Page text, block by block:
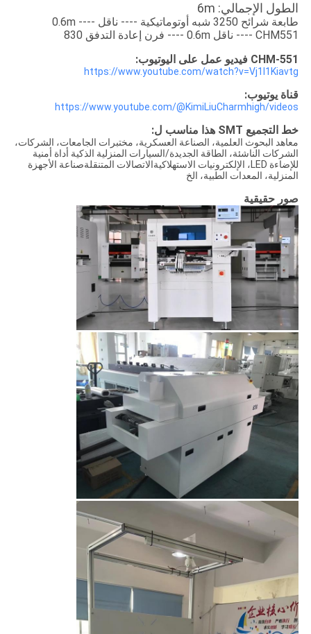
الطول الإجمالي: 6m
طابعة شرائح 3250 شبه أوتوماتيكية ---- ناقل 0.6m ----
CHM551 ---- ناقل 0.6m ---- فرن إعادة التدفق 830
CHM-551 فيديو عمل على اليوتيوب:
https://www.youtube.com/watch?v=Vj1I1Kiavtg
قناة يوتيوب:
https://www.youtube.com/@KimiLiuCharmhigh/videos
خط التجميع SMT هذا مناسب ل:
معاهد البحوث العلمية، الصناعة العسكرية، مختبرات الجامعات، الشركات،
الشركات الناشئة، الطاقة الجديدة/السيارات المنزلية الذكية أداة أمنية
للإضاءة LED، الإلكترونيات الاستهلاكيةالاتصالات المتنقلةصناعة الأجهزة
المنزلية، المعدات الطبية، الخ
صور حقيقية